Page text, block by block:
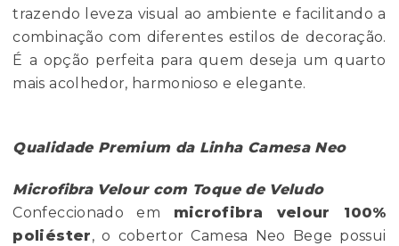
trazendo leveza visual ao ambiente e facilitando a
combinação com diferentes estilos de decoração.
É a opção perfeita para quem deseja um quarto
mais acolhedor, harmonioso e elegante.
Qualidade Premium da Linha Camesa Neo
Microfibra Velour com Toque de Veludo
Confeccionado em microfibra velour 100%
poliéster, o cobertor Camesa Neo Bege possui